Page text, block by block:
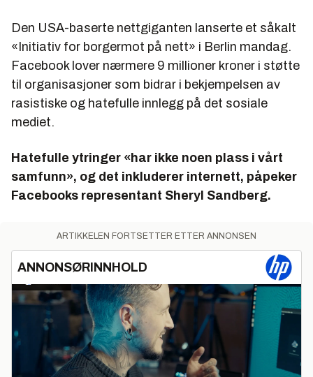
Den USA-baserte nettgiganten lanserte et såkalt
«Initiativ for borgermot på nett» i Berlin mandag.
Facebook lover nærmere 9 millioner kroner i støtte
til organisasjoner som bidrar i bekjempelsen av
rasistiske og hatefulle innlegg på det sosiale
mediet.
Hatefulle ytringer «har ikke noen plass i vårt
samfunn», og det inkluderer internett, påpeker
Facebooks representant Sheryl Sandberg.
ARTIKKELEN FORTSETTER ETTER ANNONSEN
ANNONSØRINNHOLD